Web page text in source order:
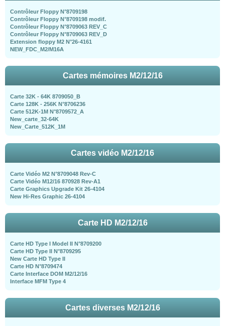
Contrôleur Floppy N°8709198
Contrôleur Floppy N°8709198 modif.
Contrôleur Floppy N°8709063 REV_C
Contrôleur Floppy N°8709063 REV_D
Extension floppy M2 N°26-4161
NEW_FDC_M2/M16A
Cartes mémoires M2/12/16
Carte 32K - 64K 8709050_B
Carte 128K - 256K N°8706236
Carte 512K-1M N°8709572_A
New_carte_32-64K
New_Carte_512K_1M
Cartes vidéo M2/12/16
Carte Vidéo M2 N°8709048 Rev-C
Carte Vidéo M12/16 870928 Rev-A1
Carte Graphics Upgrade Kit 26-4104
New Hi-Res Graphic 26-4104
Carte HD M2/12/16
Carte HD Type I Model II N°8709200
Carte HD Type II N°8709295
New Carte HD Type II
Carte HD N°8709474
Carte Interface DOM M2/12/16
Interface MFM Type 4
Cartes diverses M2/12/16